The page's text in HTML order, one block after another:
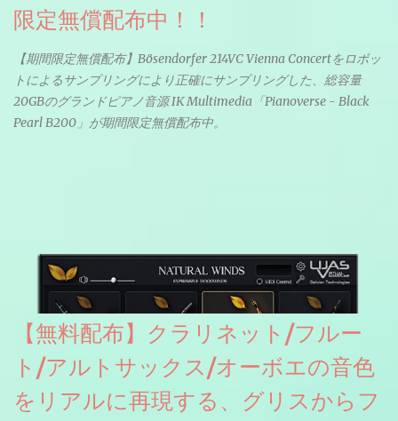
限定無償配布中！！
【期間限定無償配布】Bösendorfer 214VC Vienna Concertをロボッ
トによるサンプリングにより正確にサンプリングした、総容量
20GBのグランドピアノ音源 IK Multimedia「Pianoverse - Black
Pearl B200」が期間限定無償配布中。
【無料配布】クラリネット/フルー
ト/アルトサックス/オーボエの音色
をリアルに再現する、グリスからフ